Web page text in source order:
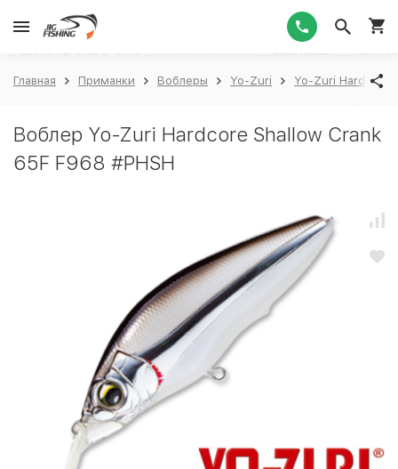
Главная Приманки Воблеры Yo-Zuri Yo-Zuri Hardcore
Воблер Yo-Zuri Hardcore Shallow Crank
65F F968 #PHSH